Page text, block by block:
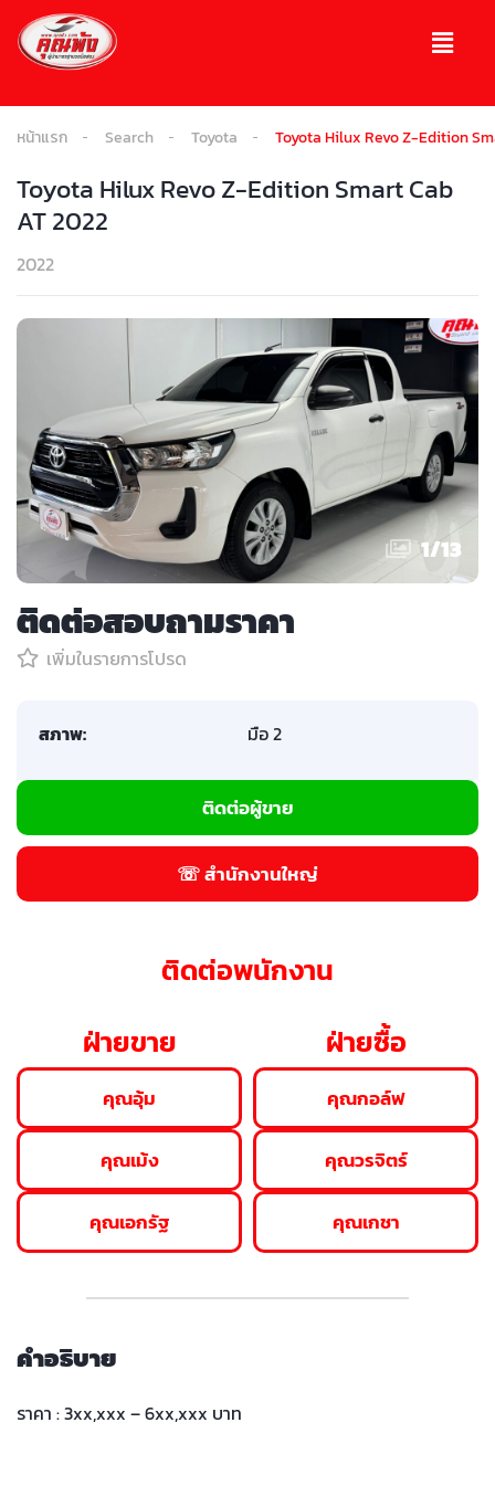
หน้าแรก Search Toyota Toyota Hilux Revo Z-Edition
Toyota Hilux Revo Z-Edition Smart Cab
AT 2022
2022
1/13
ติดต่อสอบถามราคา
เพิ่มในรายการโปรด
สภาพ: มือ 2
ติดต่อผู้ขาย
☏ สำนักงานใหญ่
ติดต่อพนักงาน
ฝ่ายขาย
คุณอุ้ม
คุณเม้ง
คุณเอกรัฐ
ฝ่ายซื้อ
คุณกอล์ฟ
คุณวรจิตร์
คุณเกชา
คำอธิบาย
ราคา : 3xx,xxx – 6xx,xxx บาท